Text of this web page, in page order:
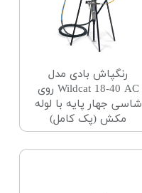
رنگپاش بادی مدل
Wildcat 18-40 AC روی
شاسی جهار پایه با لوله
مکش (پک کامل)